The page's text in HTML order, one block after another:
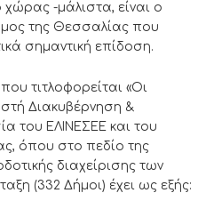
-μάλιστα, είναι ο
της Θεσσαλίας που
σημαντική επίδοση.
τιτλοφορείται «Οι
Διακυβέρνηση &
του ΕΛΙΝΕΣΕΕ και του
όπου στο πεδίο της
διαχείρισης των
(332 Δήμοι) έχει ως εξής: